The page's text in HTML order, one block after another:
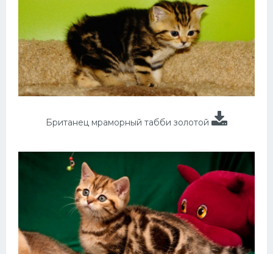
Британец мраморный табби золотой